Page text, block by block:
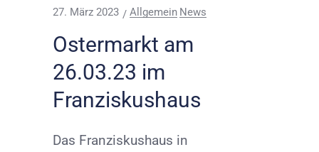
27. März 2023 Allgemein News
Ostermarkt am
26.03.23 im
Franziskushaus
Das Franziskushaus in